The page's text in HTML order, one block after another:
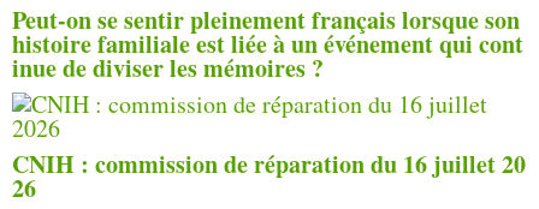
Peut-on se sentir pleinement français lorsque son
histoire familiale est liée à un événement qui cont
inue de diviser les mémoires ?
CNIH : commission de réparation du 16 juillet 20
26